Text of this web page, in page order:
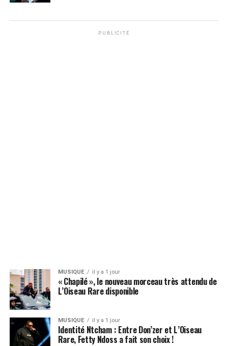
PUBLICITÉ
MUSIQUE il y a 1 jour
« Chapilé », le nouveau morceau très attendu de
L’Oiseau Rare disponible
MUSIQUE il y a 1 jour
Identité Ntcham : Entre Don’zer et L’Oiseau
Rare, Fetty Ndoss a fait son choix !